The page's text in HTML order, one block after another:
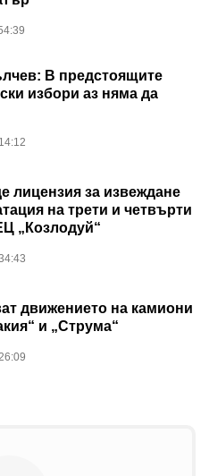
В предстоящите
избори аз няма да
лицензия за извеждане
на трети и четвърти
„Козлодуй“
движението на камиони
и „Струма“